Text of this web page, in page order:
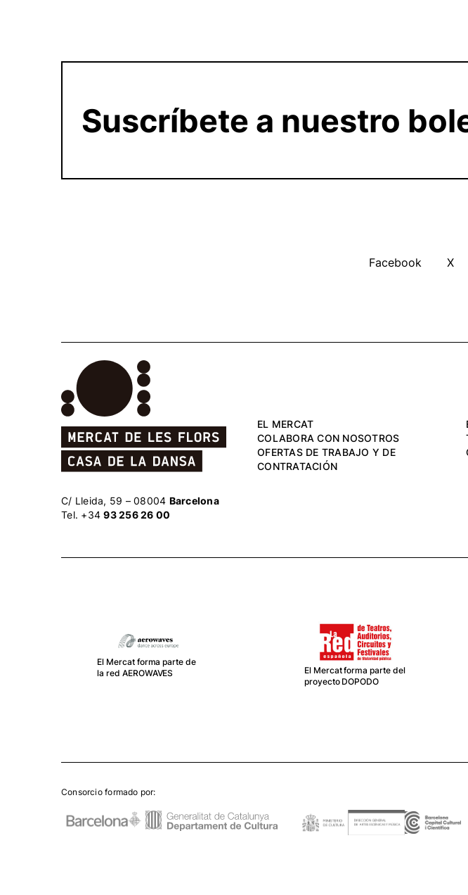
Suscríbete a nuestro
Facebook X
EL MERCAT
COLABORA CON NOSOTROS
OFERTAS DE TRABAJO Y DE
CONTRATACIÓN
C/ Lleida, 59 – 08004 Barcelona
Tel. +3493 256 26 00
El Mercat forma parte de
la red AEROWAVES
El Mercat forma parte del
proyecto DOPODO
Consorcio formado por: